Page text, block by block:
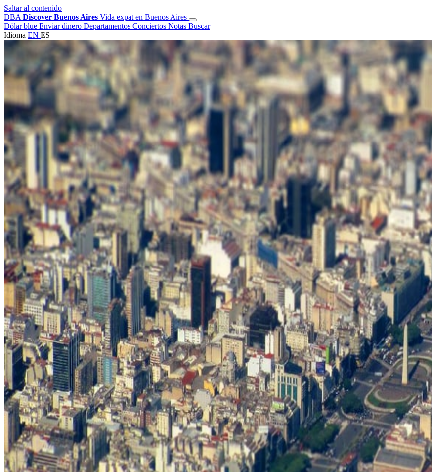
Saltar al contenido
DBA Discover Buenos Aires Vida expat en Buenos Aires
Dólar blue Enviar dinero Departamentos Conciertos Notas Buscar
Idioma EN ES